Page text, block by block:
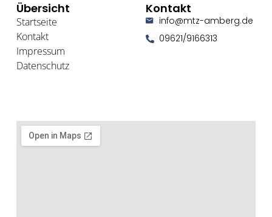
Übersicht
Startseite
Kontakt
Impressum
Datenschutz
Kontakt
info@mtz-amberg.de
09621/9166313